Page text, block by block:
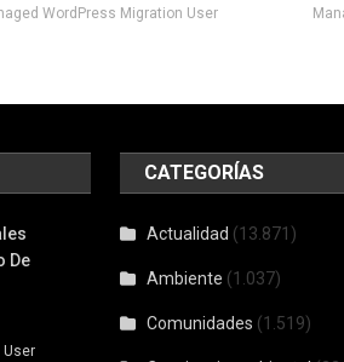
WordPress Migration User
De
User
CATEGORÍAS
Actualidad (13.871)
Ambiente (1.037)
Comunidades (1.519)